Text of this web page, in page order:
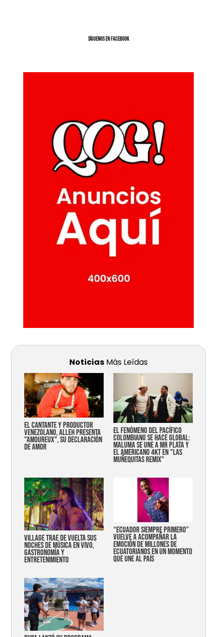
SíGUENOS EN FACEBOOK
Noticias Más Leídas
EL CANTANTE Y PRODUCTOR
VENEZOLANO, ALLEH PRESENTA
"AMOUREUX", SU DECLARACIÓN
DE AMOR
EL FENÓMENO DEL PACÍFICO
COLOMBIANO SE HACE GLOBAL:
MALUMA SE UNE A MR PLATA Y
EL AMERICANO 4KT EN "LAS
MUÑEQUITAS REMIX"
Village trae de vuelta sus
noches de música en vivo,
gastronomía y
entretenimiento
“Ecuador siempre primero”
vuelve a acompañar la
emoción de millones de
ecuatorianos en un momento
que une al país